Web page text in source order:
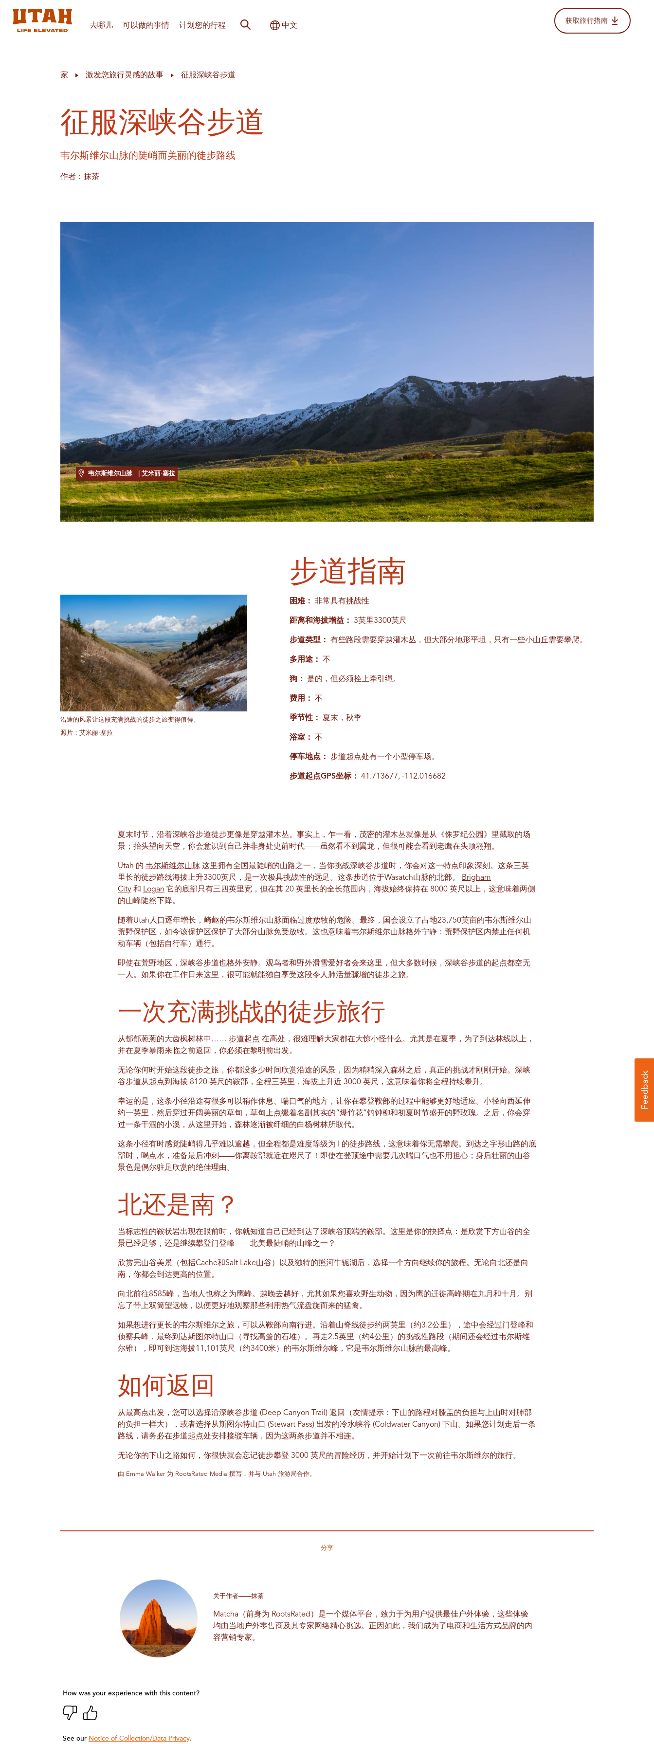
去哪儿 可以做的事情 计划您的行程 网站搜索切换国际
中文 获取旅行指南
家 激发您旅行灵感的故事 征服深峡谷步道
征服深峡谷步道
韦尔斯维尔山脉的陡峭而美丽的徒步路线
作者：抹茶
韦尔斯维尔山脉 | 艾米丽·塞拉
沿途的风景让这段充满挑战的徒步之旅变得值得。
照片：艾米丽·塞拉
步道指南
困难： 非常具有挑战性
距离和海拔增益： 3英里3300英尺
步道类型： 有些路段需要穿越灌木丛，但大部分地形平坦，只有一些小山丘需要攀爬。
多用途： 不
狗： 是的，但必须拴上牵引绳。
费用： 不
季节性： 夏末，秋季
浴室： 不
停车地点： 步道起点处有一个小型停车场。
步道起点GPS坐标： 41.713677, -112.016682
夏末时节，沿着深峡谷步道徒步更像是穿越灌木丛。事实上，乍一看，茂密的灌木丛就像是从《侏罗纪公园》里截取的场
景；抬头望向天空，你会意识到自己并非身处史前时代——虽然看不到翼龙，但很可能会看到老鹰在头顶翱翔。
Utah 的 韦尔斯维尔山脉这里拥有全国最陡峭的山路之一，当你挑战深峡谷步道时，你会对这一特点印象深刻。这条三英
里长的徒步路线海拔上升3300英尺，是一次极具挑战性的远足。这条步道位于Wasatch山脉的北部。
Brigham
City和 Logan 它的底部只有三四英里宽，但在其 20 英里长的全长范围内，海拔始终保持在 8000 英尺以上，这意味着两侧
的山峰陡然下降。
随着Utah人口逐年增长，崎岖的韦尔斯维尔山脉面临过度放牧的危险。最终，国会设立了占地23,750英亩的韦尔斯维尔山
荒野保护区，如今该保护区保护了大部分山脉免受放牧。这也意味着韦尔斯维尔山脉格外宁静：荒野保护区内禁止任何机
动车辆（包括自行车）通行。
即使在荒野地区，深峡谷步道也格外安静。观鸟者和野外滑雪爱好者会来这里，但大多数时候，深峡谷步道的起点都空无
一人。如果你在工作日来这里，很可能就能独自享受这段令人肺活量骤增的徒步之旅。
一次充满挑战的徒步旅行
从郁郁葱葱的大齿枫树林中…… 步道起点 在高处，很难理解大家都在大惊小怪什么。尤其是在夏季，为了到达林线以上，
并在夏季暴雨来临之前返回，你必须在黎明前出发。
无论你何时开始这段徒步之旅，你都没多少时间欣赏沿途的风景，因为稍稍深入森林之后，真正的挑战才刚刚开始。深峡
谷步道从起点到海拔 8120 英尺的鞍部，全程三英里，海拔上升近 3000 英尺，这意味着你将全程持续攀升。
幸运的是，这条小径沿途有很多可以稍作休息、喘口气的地方，让你在攀登鞍部的过程中能够更好地适应。小径向西延伸
约一英里，然后穿过开阔美丽的草甸，草甸上点缀着名副其实的“爆竹花”钓钟柳和初夏时节盛开的野玫瑰。之后，你会穿
过一条干涸的小溪，从这里开始，森林逐渐被纤细的白杨树林所取代。
这条小径有时感觉陡峭得几乎难以逾越，但全程都是难度等级为 I 的徒步路线，这意味着你无需攀爬。到达之字形山路的底
部时，喝点水，准备最后冲刺——你离鞍部就近在咫尺了！即使在登顶途中需要几次喘口气也不用担心；身后壮丽的山谷
景色是偶尔驻足欣赏的绝佳理由。
北还是南？
当标志性的鞍状岩出现在眼前时，你就知道自己已经到达了深峡谷顶端的鞍部。这里是你的抉择点：是欣赏下方山谷的全
景已经足够，还是继续攀登门登峰——北美最陡峭的山峰之一？
欣赏完山谷美景（包括Cache和Salt Lake山谷）以及独特的熊河牛轭湖后，选择一个方向继续你的旅程。无论向北还是向
南，你都会到达更高的位置。
向北前往8585峰，当地人也称之为鹰峰。越晚去越好，尤其如果您喜欢野生动物，因为鹰的迁徙高峰期在九月和十月。别
忘了带上双筒望远镜，以便更好地观察那些利用热气流盘旋而来的猛禽。
如果想进行更长的韦尔斯维尔之旅，可以从鞍部向南行进。沿着山脊线徒步约两英里（约3.2公里），途中会经过门登峰和
侦察兵峰，最终到达斯图尔特山口（寻找高耸的石堆）。再走2.5英里（约4公里）的挑战性路段（期间还会经过韦尔斯维
尔锥），即可到达海拔11,101英尺（约3400米）的韦尔斯维尔峰，它是韦尔斯维尔山脉的最高峰。
如何返回
从最高点出发，您可以选择沿深峡谷步道 (Deep Canyon Trail) 返回（友情提示：下山的路程对膝盖的负担与上山时对肺部
的负担一样大），或者选择从斯图尔特山口 (Stewart Pass) 出发的冷水峡谷 (Coldwater Canyon) 下山。如果您计划走后一条
路线，请务必在步道起点处安排接驳车辆，因为这两条步道并不相连。
无论你的下山之路如何，你很快就会忘记徒步攀登 3000 英尺的冒险经历，并开始计划下一次前往韦尔斯维​​尔的旅行。
由 Emma Walker 为 RootsRated Media 撰写，并与 Utah 旅游局合作。
分享
关于作者——抹茶
Matcha（前身为 RootsRated）是一个媒体平台，致力于为用户提供最佳户外体验，这些体验
均由当地户外零售商及其专家网络精心挑选。正因如此，我们成为了电商和生活方式品牌的内
容营销专家。